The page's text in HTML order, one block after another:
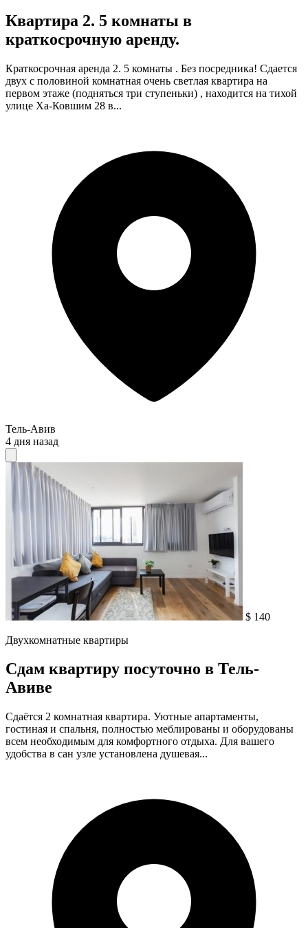
Квартира 2. 5 комнаты в
краткосрочную аренду.
Краткосрочная аренда 2. 5 комнаты . Без посредника! Сдается
двух с половиной комнатная очень светлая квартира на
первом этаже (подняться три ступеньки) , находится на тихой
улице Ха-Ковшим 28 в...
Тель-Авив
4 дня назад
$ 140
Двухкомнатные квартиры
Сдам квартиру посуточно в Тель-
Авиве
Сдаётся 2 комнатная квартира. Уютные апартаменты,
гостиная и спальня, полностью меблированы и оборудованы
всем необходимым для комфортного отдыха. Для вашего
удобства в сан узле установлена душевая...